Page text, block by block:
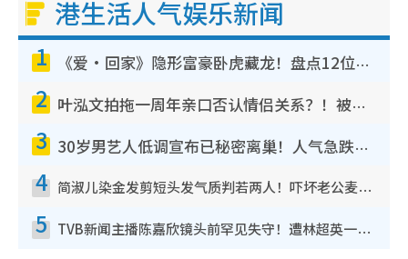
港生活人气娱乐新闻
1 《爱·回家》隐形富豪卧虎藏龙！盘点12位财气逼人的有钱艺人：这位美女3亿身家不愁做
2 叶泓文拍拖一周年亲口否认情侣关系？！被质疑感情造假竟称GM“普通同事”
3 30岁男艺人低调宣布已秘密离巢！人气急跌变失踪人口：“这几年过得并不容易”
4 简淑儿染金发剪短头发气质判若两人！吓坏老公麦大力都认不出：“你做什么？”
5 TVB新闻主播陈嘉欣镜头前罕见失守！遭林超英一句话突袭吓坏当场大笑